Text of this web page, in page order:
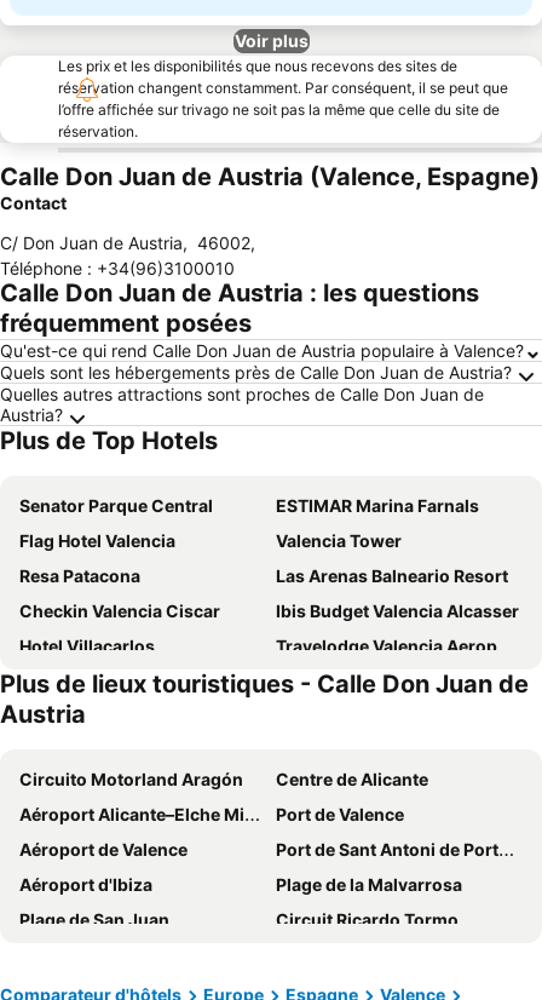
Voir plus
Les prix et les disponibilités que nous recevons des sites de
réservation changent constamment. Par conséquent, il se peut que
l’offre affichée sur trivago ne soit pas la même que celle du site de
réservation.
Calle Don Juan de Austria (Valence, Espagne)
Contact
C/ Don Juan de Austria, 46002,
Téléphone : +34(96)3100010
Calle Don Juan de Austria : les questions
fréquemment posées
Qu'est-ce qui rend Calle Don Juan de Austria populaire à Valence?
Quels sont les hébergements près de Calle Don Juan de Austria?
Quelles autres attractions sont proches de Calle Don Juan de
Austria?
Plus de Top Hotels
Senator Parque Central
ESTIMAR Marina Farnals
Flag Hotel Valencia
Valencia Tower
Resa Patacona
Las Arenas Balneario Resort
Checkin Valencia Ciscar
Ibis Budget Valencia Alcasser
Hotel Villacarlos
Travelodge Valencia Aeropuerto
Olympia Hotel Events & Spa
Port Azafata Valencia
Ibis Budget Valencia Centro Puerto
Only YOU Hotel Valencia
Ilunion Valencia 3
Hotel Neptuno
Hotel Albufera
One Shot Colón
Port Feria Valencia
Hotel Xon's Valencia
Ilunion Valencia 4
Novotel Valencia Lavant
Hotel Nido Malvarrosa
Plus de lieux touristiques - Calle Don Juan de
Austria
Circuito Motorland Aragón
Centre de Alicante
Aéroport Alicante–Elche Miguel Hernández
Port de Valence
Aéroport de Valence
Port de Sant Antoni de Portmany
Aéroport d'Ibiza
Plage de la Malvarrosa
Plage de San Juan
Circuit Ricardo Tormo
Esplanade d'Espagne
Plage du Levant
Comparateur d'hôtels Europe Espagne
Valence